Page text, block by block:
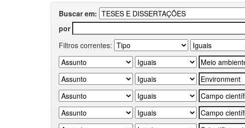
Buscar em:
por
Filtros correntes: